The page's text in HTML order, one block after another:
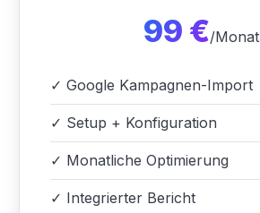
99 €/Monat
✓ Google Kampagnen-Import
✓ Setup + Konfiguration
✓ Monatliche Optimierung
✓ Integrierter Bericht